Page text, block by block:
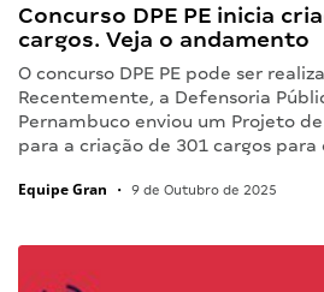
Concurso DPE PE inicia
cargos. Veja o andamento
O concurso DPE PE pode ser
Recentemente, a Defensoria
Pernambuco enviou um Projeto
para a criação de 301 cargos
Equipe Gran • 9 de Outubro de 2025